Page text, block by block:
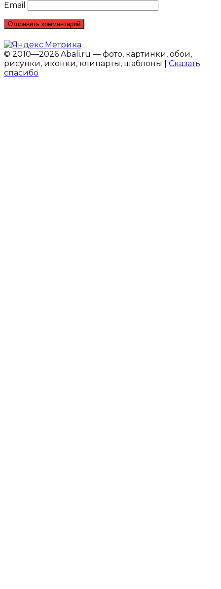
Email
© 2010—2026 Abali.ru — фото, картинки, обои,
рисунки, иконки, клипарты, шаблоны | Сказать
спасибо